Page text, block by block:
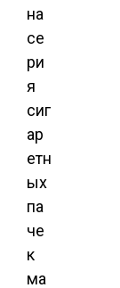
на
се
ри
я
сиг
ар
етн
ых
па
че
к
ма